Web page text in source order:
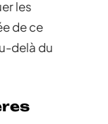
les
de ce
delà du